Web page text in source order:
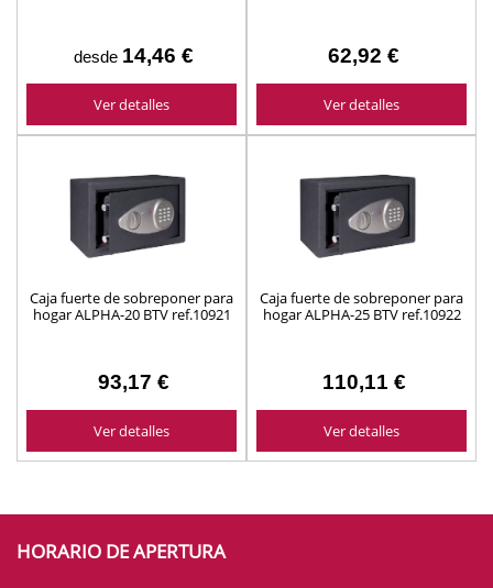
desde 14,46 €
Ver detalles
62,92 €
Ver detalles
Caja fuerte de sobreponer para
hogar ALPHA-20 BTV ref.10921
93,17 €
Ver detalles
Caja fuerte de sobreponer para
hogar ALPHA-25 BTV ref.10922
110,11 €
Ver detalles
HORARIO DE APERTURA